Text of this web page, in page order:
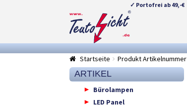
✓ Portofrei ab 49,-€
Zur
Navigation
springen
Springe
zum
Startseite
Produkt Artikelnummer
ARTIKEL
Bürolampen
LED Panel